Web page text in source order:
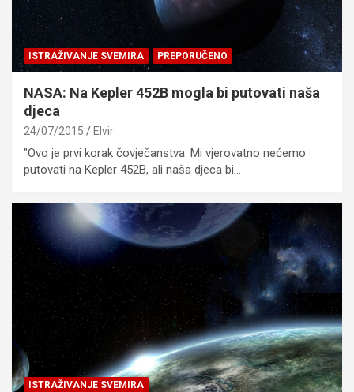
ISTRAŽIVANJE SVEMIRA PREPORUČENO
NASA: Na Kepler 452B mogla bi putovati naša
djeca
24/07/2015 Elvir
"Ovo je prvi korak čovječanstva. Mi vjerovatno nećemo
putovati na Kepler 452B, ali naša djeca bi…
ISTRAŽIVANJE SVEMIRA